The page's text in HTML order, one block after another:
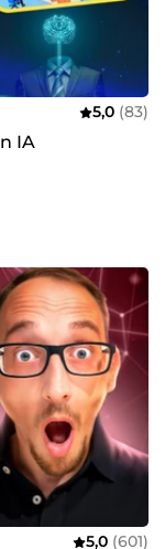
5,0 (83)
IA
5,0 (601)